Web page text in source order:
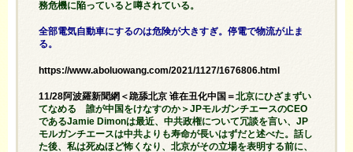
務危機に陥っていると噂されている。
全部電気自動車にするのは危険が大きすぎ。停電で物流が止ま
る。
https://www.aboluowang.com/2021/1127/1676806.html
11/28阿波羅新聞網＜跪舔北京 谁在丑化中国＝北京にひざまずい
てなめる 誰が中国をけなすのか＞JPモルガンチエースのCEO
であるJamie Dimonは最近、中共政権について冗談を言い、JP
モルガンチエースは中共よりも寿命が長いはずだと述べた。話し
た後、私は死ぬほど怖くなり、北京がその立場を表明する前に、